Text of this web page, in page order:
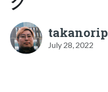
takanorip
July 28, 2022